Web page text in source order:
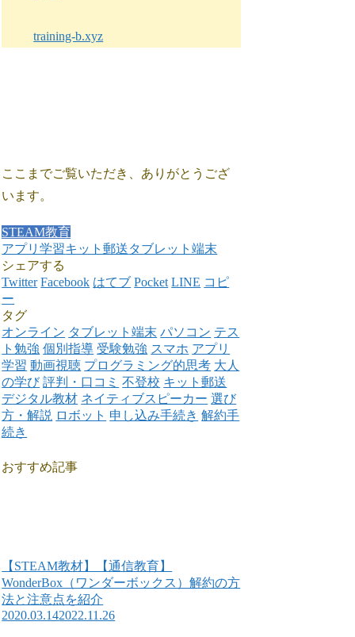
training-b.xyz
ここまでご覧いただき、ありがとうござ
います。
STEAM教育
アプリ学習キット郵送タブレット端末
シェアする
Twitter Facebook はてブ Pocket LINE コピ
ー
タグ
オンライン タブレット端末 パソコン テス
ト勉強 個別指導 受験勉強 スマホ アプリ
学習 動画視聴 プログラミング的思考 大人
の学び 評判・口コミ 不登校 キット郵送
デジタル教材 ネイティブスピーカー 選び
方・解説 ロボット 申し込み手続き 解約手
続き
おすすめ記事
【STEAM教材】【通信教育】
WonderBox（ワンダーボックス）解約の方
法と注意点を紹介
2020.03.142022.11.26